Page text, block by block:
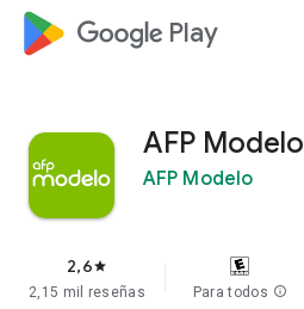
google_logo Play
AFP Modelo
AFP Modelo
2,6star
2,15 mil reseñas Para todos info